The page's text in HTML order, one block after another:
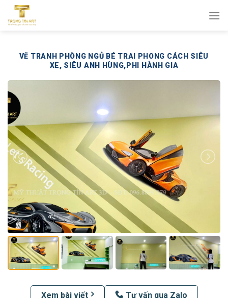
qua
VẼ TRANH PHÒNG NGỦ BÉ TRAI PHONG CÁCH SIÊU
XE, SIÊU ANH HÙNG,PHI HÀNH GIA
Xem bài viết Tư vấn qua Zalo